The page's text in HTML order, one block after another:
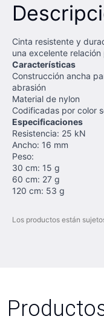
Cinta resistente y
una excelente
Características
Construcción ancha
abrasión
Material de nylon
Codificadas por color
Especificaciones
Resistencia: 25 kN
Ancho: 16 mm
Peso:
30 cm: 15 g
60 cm: 27 g
120 cm: 53 g
Los productos están